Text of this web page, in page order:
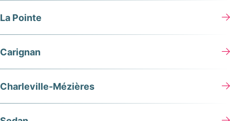
La Pointe
Carignan
Charleville-Mézières